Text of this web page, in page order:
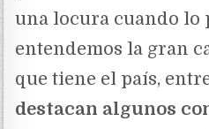
una locura cuando lo
entendemos la gran
que tiene el país,
destacan algunos